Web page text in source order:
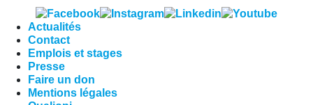
Actualités
Contact
Emplois et stages
Presse
Faire un don
Mentions légales